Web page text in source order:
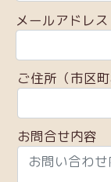
メールアドレス
ご住所（市区
お問合せ内容